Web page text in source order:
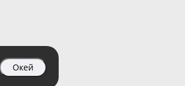
Окей